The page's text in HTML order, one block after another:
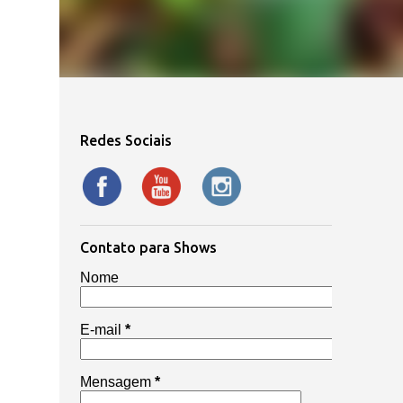
Redes Sociais
Contato para Shows
Nome
E-mail *
Mensagem *